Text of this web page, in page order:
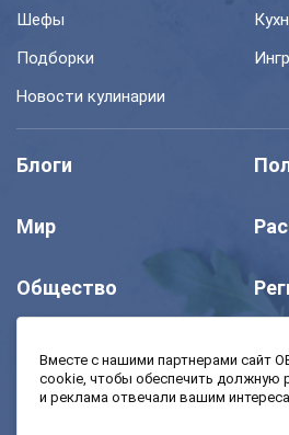
Шефы
Подборки
Новости кулинарии
Блоги
Мир
Общество
Шоу
Моя школа Авто
Вместе с нашими партнерами сайт
cookie, чтобы обеспечить должную
и реклама отвечали вашим